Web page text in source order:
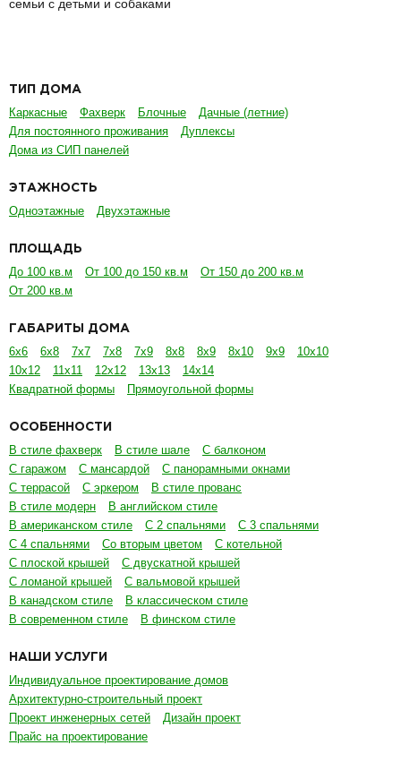
семьи с детьми и собаками
ТИП ДОМА
Каркасные Фахверк Блочные
Дачные (летние)
Для постоянного проживания
Дуплексы
Дома из СИП панелей
ЭТАЖНОСТЬ
Одноэтажные Двухэтажные
ПЛОЩАДЬ
До 100 кв.м От 100 до 150 кв.м
От 150 до 200 кв.м
От 200 кв.м
ГАБАРИТЫ ДОМА
6х6 6х8 7х7 7х8 7х9 8х8 8х9 8х10 9х9
10х10
10х12
11х11 12х12 13х13
14х14
Квадратной формы
Прямоугольной формы
ОСОБЕННОСТИ
В стиле фахверк В стиле шале
С балконом
С гаражом
С мансардой
С панорамными окнами
С террасой
С эркером
В стиле прованс
В стиле модерн
В английском стиле
В американском стиле
С 2 спальнями
С 3 спальнями
С 4 спальнями
Со вторым цветом
С котельной
С плоской крышей
С двускатной крышей
С ломаной крышей
С вальмовой крышей
В канадском стиле
В классическом стиле
В современном стиле
В финском стиле
НАШИ УСЛУГИ
Индивидуальное проектирование домов
Архитектурно-строительный проект
Проект инженерных сетей
Дизайн проект
Прайс на проектирование